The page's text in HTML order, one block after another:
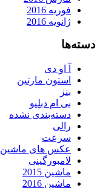
فوریه 2016
ژانویه 2016
دسته‌ها
آ او دی
استون مارتین
بنز
بی ام دبلیو
دسته‌بندی نشده
رالی
سرعت
عکس های ماشین
لامبورگینی
ماشین 2015
ماشین 2016